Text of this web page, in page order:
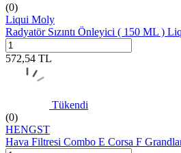
(0)
Liqui Moly
Radyatör Sızıntı Önleyici ( 150 ML )
572,54 TL
Tükendi
(0)
HENGST
Hava Filtresi Combo E Corsa F